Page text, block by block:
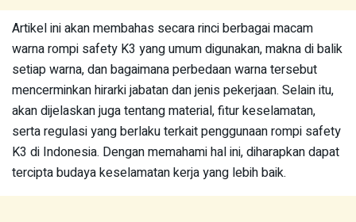
Artikel ini akan membahas secara rinci berbagai macam
warna rompi safety K3 yang umum digunakan, makna di balik
setiap warna, dan bagaimana perbedaan warna tersebut
mencerminkan hirarki jabatan dan jenis pekerjaan. Selain itu,
akan dijelaskan juga tentang material, fitur keselamatan,
serta regulasi yang berlaku terkait penggunaan rompi safety
K3 di Indonesia. Dengan memahami hal ini, diharapkan dapat
tercipta budaya keselamatan kerja yang lebih baik.